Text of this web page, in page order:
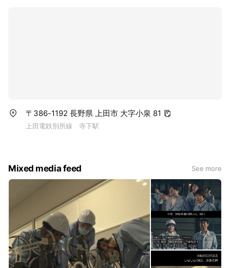
〒386-1192 長野県 上田市 大字小泉 81
上田電鉄別所線 寺下駅
Mixed media feed See more